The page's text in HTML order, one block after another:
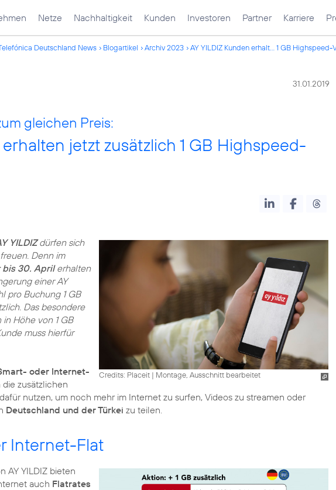
Netze Nachhaltigkeit Kunden Investoren Partner Karriere
Deutschland News Blogartikel Archiv 2023 AY YILDIZ Kunden erhalt... 1 GB Highspeed-
31.01.2019
gleichen Preis:
jetzt zusätzlich 1 GB Highspeed-
Credits: Placeit| Montage, Ausschnitt bearbeitet
YILDIZdürfen sich
Denn im
bis 30. Aprilerhalten
einer AY
pro Buchung 1 GB
Das besondere
Höhe von 1 GB
muss hierfür
oder Internet-
zusätzlichen
nutzen, um noch mehr im Internet zu surfen, Videos zu streamen oder
Deutschland und der Türkei zu teilen.
Internet-Flat
AY YILDIZ bieten
auch Flatrates